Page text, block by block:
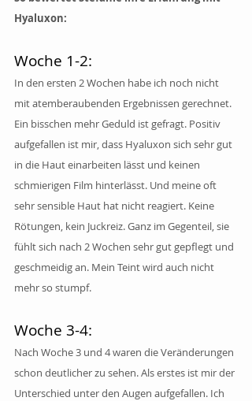
Hyaluxon:
Woche 1-2:
In den ersten 2 Wochen habe ich noch nicht
mit atemberaubenden Ergebnissen gerechnet.
Ein bisschen mehr Geduld ist gefragt. Positiv
aufgefallen ist mir, dass Hyaluxon sich sehr gut
in die Haut einarbeiten lässt und keinen
schmierigen Film hinterlässt. Und meine oft
sehr sensible Haut hat nicht reagiert. Keine
Rötungen, kein Juckreiz. Ganz im Gegenteil, sie
fühlt sich nach 2 Wochen sehr gut gepflegt und
geschmeidig an. Mein Teint wird auch nicht
mehr so stumpf.
Woche 3-4:
Nach Woche 3 und 4 waren die Veränderungen
schon deutlicher zu sehen. Als erstes ist mir der
Unterschied unter den Augen aufgefallen. Ich